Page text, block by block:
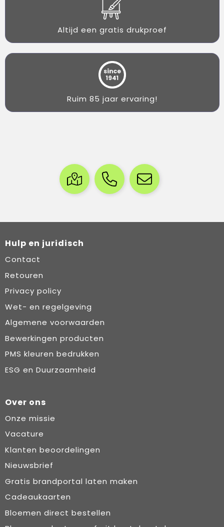
Altijd een gratis drukproef
Ruim 85 jaar ervaring!
Hulp en juridisch
Contact
Retouren
Privacy policy
Wet- en regelgeving
Algemene voorwaarden
Bewerkingen producten
PMS kleuren bedrukken
ESG en Duurzaamheid
Over ons
Onze missie
Vacature
Klanten beoordelingen
Nieuwsbrief
Gratis brandportal laten maken
Cadeaukaarten
Bloemen direct bestellen